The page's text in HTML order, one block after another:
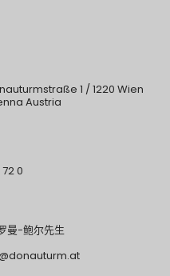
1 / 1220 Wien
Austria
0
曼-鲍尔先生